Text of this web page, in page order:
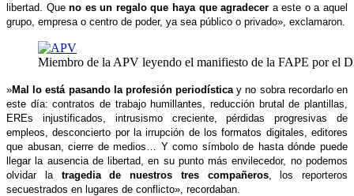
libertad. Queno es un regalo que haya que agradecer a este o a aquel
grupo, empresa o centro de poder, ya sea público o privado», exclamaron.
Miembro de la APV leyendo el manifiesto de la FAPE por el
»Mal lo está pasando la profesión periodística y no sobra recordarlo en
este día: contratos de trabajo humillantes, reducción brutal de plantillas,
EREs injustificados, intrusismo creciente, pérdidas progresivas de
empleos, desconcierto por la irrupción de los formatos digitales, editores
que abusan, cierre de medios… Y como símbolo de hasta dónde puede
llegar la ausencia de libertad, en su punto más envilecedor, no podemos
olvidar la tragedia de nuestros tres compañeros, los reporteros
secuestrados en lugares de conflicto», recordaban.